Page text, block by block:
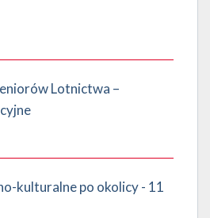
Lotnictwa –
kulturalne po okolicy - 11